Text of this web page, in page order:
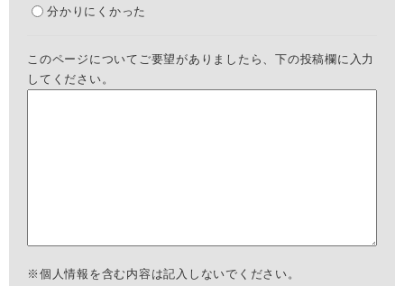
分かりにくかった
このページについてご要望がありましたら、下の投稿欄に入力
してください。
※個人情報を含む内容は記入しないでください。